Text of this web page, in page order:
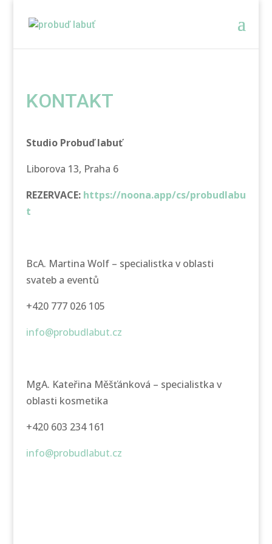
KONTAKT
Studio Probuď labuť
Liborova 13, Praha 6
REZERVACE: https://noona.app/cs/probudlabu
t
BcA. Martina Wolf – specialistka v oblasti
svateb a eventů
+420 777 026 105
info@probudlabut.cz
MgA. Kateřina Měšťánková – specialistka v
oblasti kosmetika
+420 603 234 161
info@probudlabut.cz